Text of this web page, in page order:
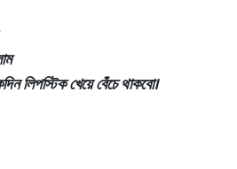
লিপস্টিক খেয়ে বেঁচে থাকবো।